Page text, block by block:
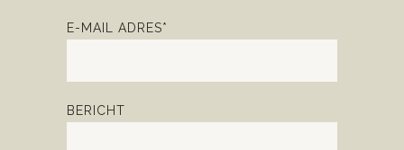
E-MAIL ADRES*
BERICHT